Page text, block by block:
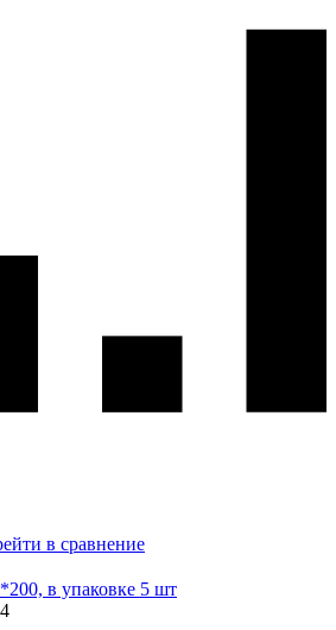
в сравнение
в упаковке 5 шт